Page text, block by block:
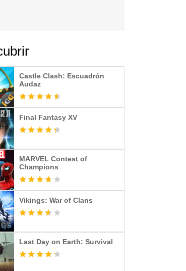
Castle Clash: Escuadrón
Audaz
Final Fantasy XV
MARVEL Contest of
Champions
Vikings: War of Clans
Last Day on Earth: Survival